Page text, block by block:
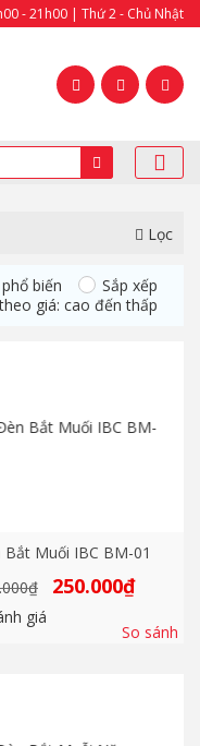
- 21h00 | Thứ 2 - Chủ Nhật
Lọc
biến
Sắp xếp
giá: cao đến thấp
Muối IBC BM-01
₫
Giá
gốc
250.000₫Giá
là:
giá
So sánh